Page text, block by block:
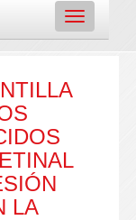
Toggle
navigation
LA